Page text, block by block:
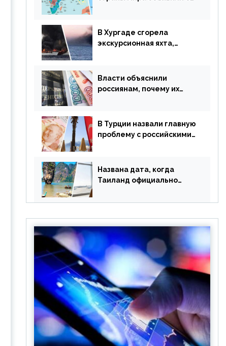
В Хургаде сгорела
экскурсионная яхта,
Власти объяснили
россиянам, почему их
В Турции назвали главную
проблему с российскими
Названа дата, когда
Таиланд официально
ограничения